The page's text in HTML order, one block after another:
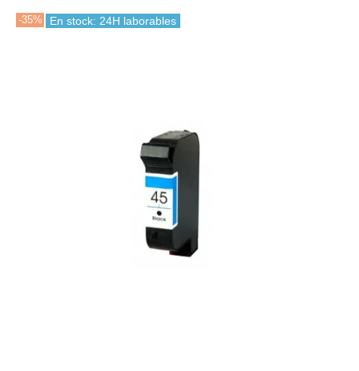
-35% En stock: 24H laborables